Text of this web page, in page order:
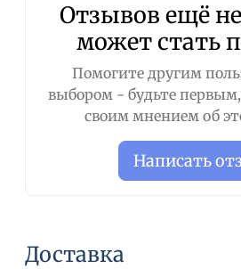
шампунь в соотношении 50:1
неразбавленным ).
непосредственно на шерсть.
до образования густой
прополосните. Повторите в
необходимости. Завершите
кондиционером SmartRinse и
SmartScent желательно того
промойте большим
Отзывов ещё
может стать
Помогите другим
выбором - будьте
своим мнением об
Написать
Доставка